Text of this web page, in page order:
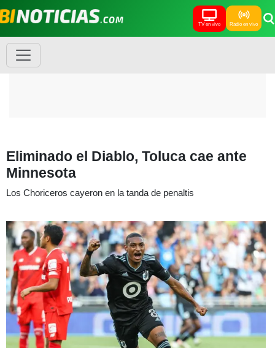
TV en vivo Radio en vivo
Eliminado el Diablo, Toluca cae ante
Minnesota
Los Choriceros cayeron en la tanda de penaltis